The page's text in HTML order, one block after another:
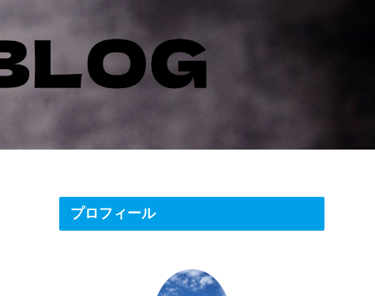
プロフィール